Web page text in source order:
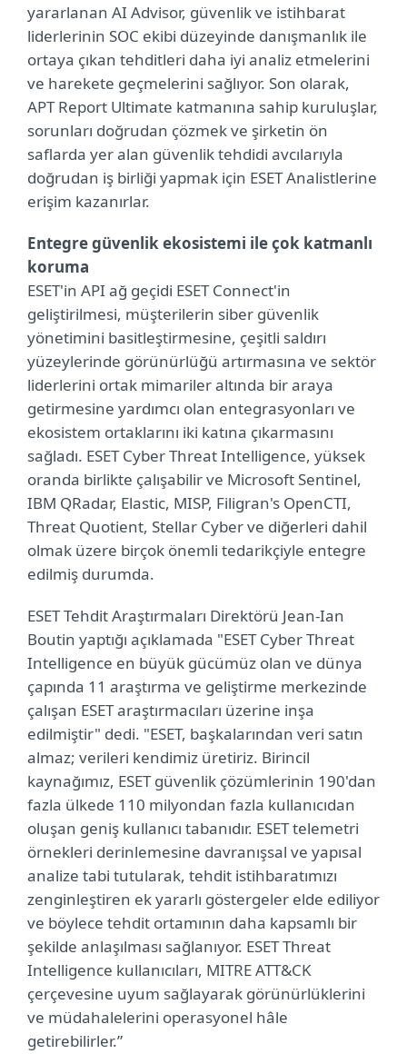
yararlanan AI Advisor, güvenlik ve istihbarat
liderlerinin SOC ekibi düzeyinde danışmanlık ile
ortaya çıkan tehditleri daha iyi analiz etmelerini
ve harekete geçmelerini sağlıyor. Son olarak,
APT Report Ultimate katmanına sahip kuruluşlar,
sorunları doğrudan çözmek ve şirketin ön
saflarda yer alan güvenlik tehdidi avcılarıyla
doğrudan iş birliği yapmak için ESET Analistlerine
erişim kazanırlar.
Entegre güvenlik ekosistemi ile çok katmanlı
koruma
ESET'in API ağ geçidi ESET Connect'in
geliştirilmesi, müşterilerin siber güvenlik
yönetimini basitleştirmesine, çeşitli saldırı
yüzeylerinde görünürlüğü artırmasına ve sektör
liderlerini ortak mimariler altında bir araya
getirmesine yardımcı olan entegrasyonları ve
ekosistem ortaklarını iki katına çıkarmasını
sağladı. ESET Cyber Threat Intelligence, yüksek
oranda birlikte çalışabilir ve Microsoft Sentinel,
IBM QRadar, Elastic, MISP, Filigran's OpenCTI,
Threat Quotient, Stellar Cyber ve diğerleri dahil
olmak üzere birçok önemli tedarikçiyle entegre
edilmiş durumda.
ESET Tehdit Araştırmaları Direktörü Jean-Ian
Boutin yaptığı açıklamada "ESET Cyber Threat
Intelligence en büyük gücümüz olan ve dünya
çapında 11 araştırma ve geliştirme merkezinde
çalışan ESET araştırmacıları üzerine inşa
edilmiştir" dedi. "ESET, başkalarından veri satın
almaz; verileri kendimiz üretiriz. Birincil
kaynağımız, ESET güvenlik çözümlerinin 190'dan
fazla ülkede 110 milyondan fazla kullanıcıdan
oluşan geniş kullanıcı tabanıdır. ESET telemetri
örnekleri derinlemesine davranışsal ve yapısal
analize tabi tutularak, tehdit istihbaratımızı
zenginleştiren ek yararlı göstergeler elde ediliyor
ve böylece tehdit ortamının daha kapsamlı bir
şekilde anlaşılması sağlanıyor. ESET Threat
Intelligence kullanıcıları, MITRE ATT&CK
çerçevesine uyum sağlayarak görünürlüklerini
ve müdahalelerini operasyonel hâle
getirebilirler.”